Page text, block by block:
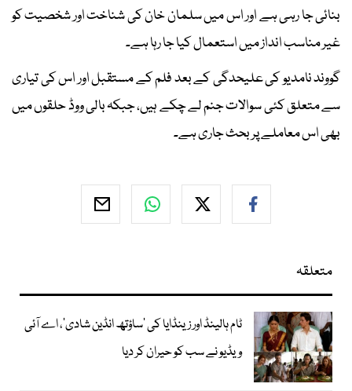
بنائی جا رہی ہے اور اس میں سلمان خان کی شناخت اور شخصیت کو
غیر مناسب انداز میں استعمال کیا جا رہا ہے۔
گووند نامدیو کی علیحدگی کے بعد فلم کے مستقبل اور اس کی تیاری
سے متعلق کئی سوالات جنم لے چکے ہیں، جبکہ بالی ووڈ حلقوں میں
بھی اس معاملے پر بحث جاری ہے۔
متعلقہ
ٹام ہالینڈ اور زینڈایا کی ’ساؤتھ انڈین شادی‘، اے آئی
ویڈیو نے سب کو حیران کر دیا